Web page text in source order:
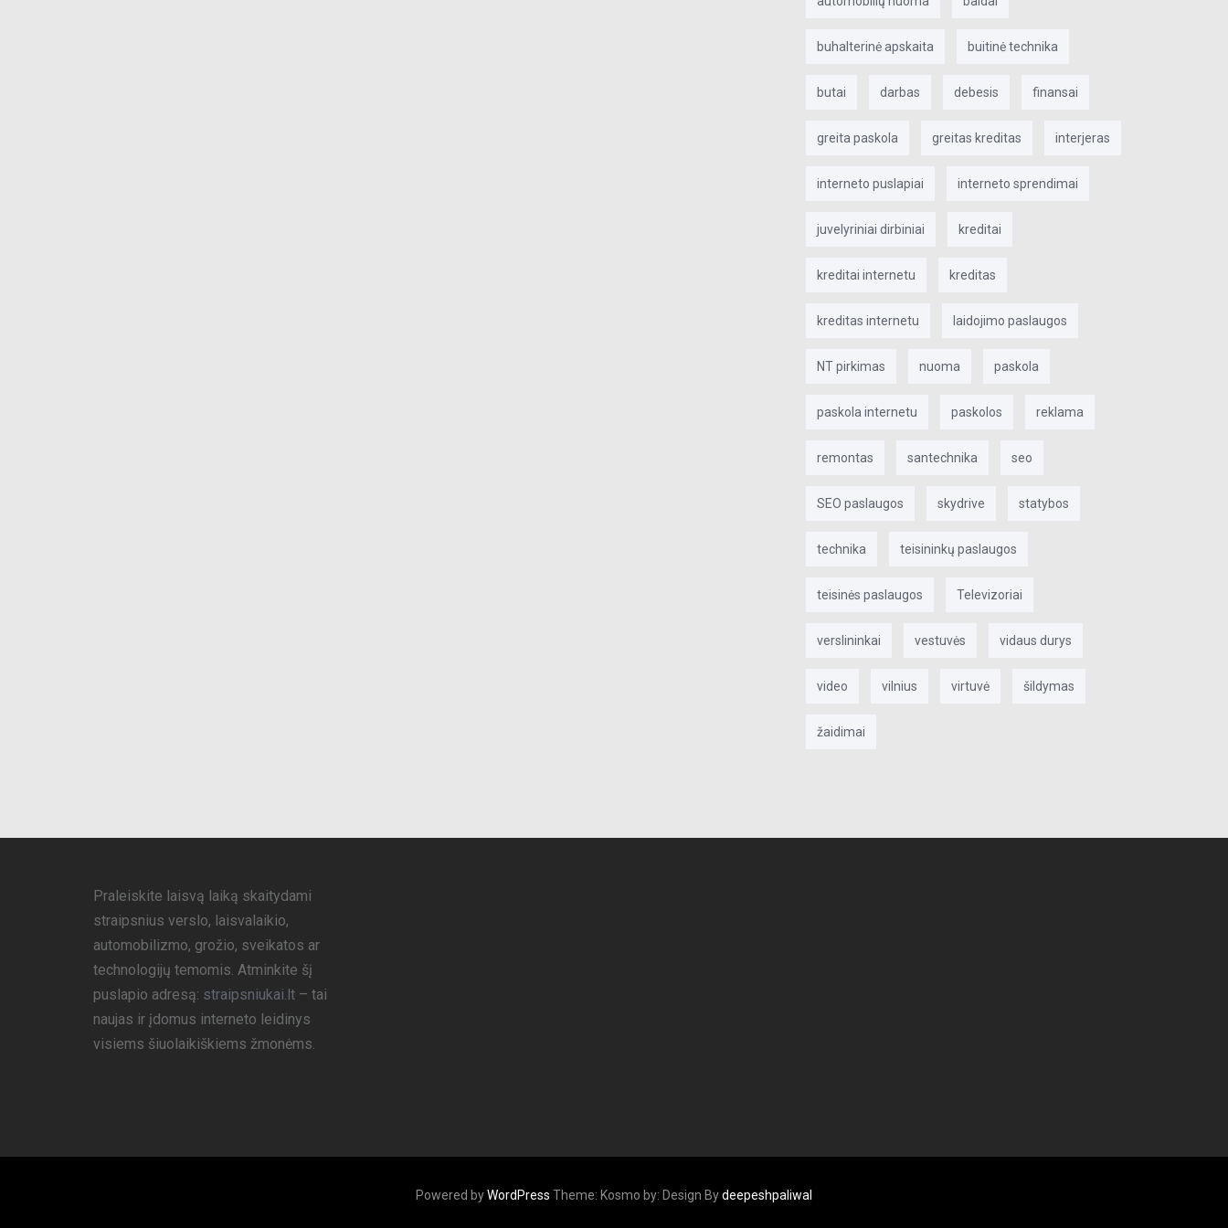
buhalterinė apskaita buitinė technika
butai darbas debesis finansai
greita paskola greitas kreditas interjeras
interneto puslapiai interneto sprendimai
juvelyriniai dirbiniai kreditai
kreditai internetu kreditas
kreditas internetu laidojimo paslaugos
NT pirkimas nuoma paskola
paskola internetu paskolos reklama
remontas santechnika seo
SEO paslaugos skydrive statybos
technika teisininkų paslaugos
teisinės paslaugos Televizoriai
verslininkai vestuvės vidaus durys
video vilnius virtuvė šildymas
žaidimai
Praleiskite laisvą laiką skaitydami
straipsnius verslo, laisvalaikio,
automobilizmo, grožio, sveikatos ar
technologijų temomis. Atminkite šį
puslapio adresą: straipsniukai.lt – tai
naujas ir įdomus interneto leidinys
visiems šiuolaikiškiems žmonėms.
Powered byWordPress Theme: Kosmo by: Design Bydeepeshpaliwal